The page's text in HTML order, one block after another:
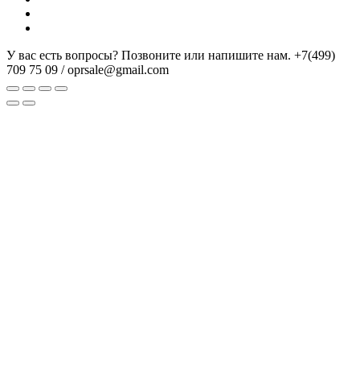
У вас есть вопросы? Позвоните или напишите нам. +7(499)
709 75 09 / oprsale@gmail.com